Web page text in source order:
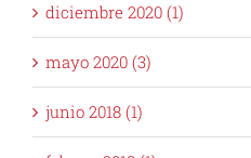
diciembre 2020 (1)
mayo 2020 (3)
junio 2018 (1)